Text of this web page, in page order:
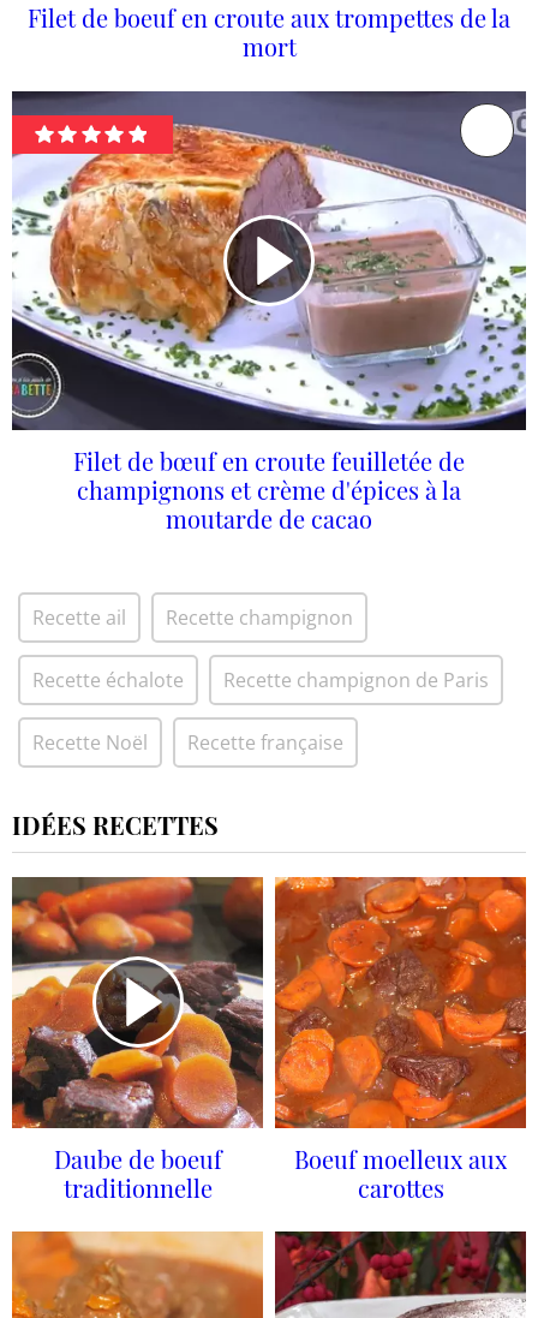
Filet de boeuf en croute aux trompettes de la
mort
Filet de bœuf en croute feuilletée de
champignons et crème d'épices à la
moutarde de cacao
Recette ail Recette champignon
Recette échalote Recette champignon de Paris
Recette Noël Recette française
IDÉES RECETTES
Daube de boeuf
traditionnelle
Boeuf moelleux aux
carottes